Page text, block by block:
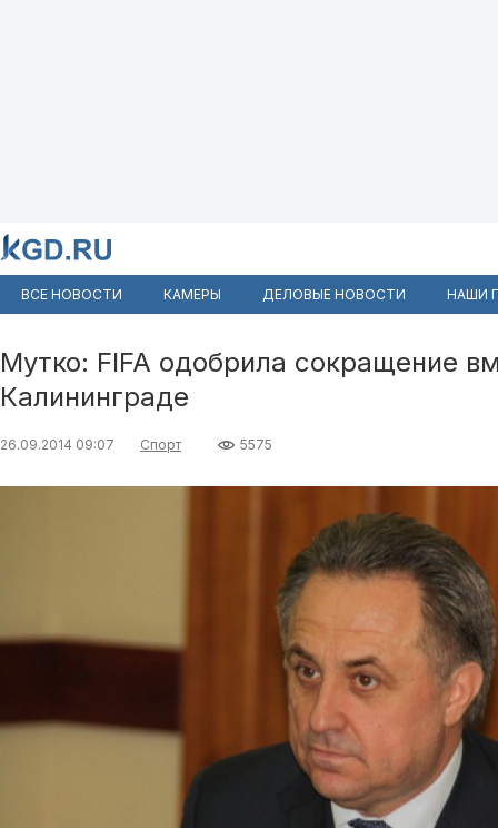
ВСЕ НОВОСТИ КАМЕРЫ ДЕЛОВЫЕ НОВОСТИ НАШИ
Мутко: FIFA одобрила сокращение
Калининграде
26.09.2014 09:07 Спорт 5575